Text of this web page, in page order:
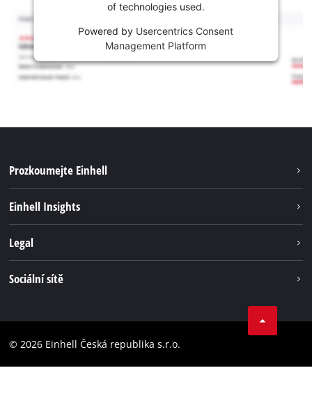
of technologies used.
Powered by Usercentrics Consent
Management Platform
Prozkoumejte Einhell
Systém akumulátorů
Einhell Insights
Legal
Prohlášení o přístupnosti
Sociální sítě
Instagram
© 2026 Einhell Česká republika s.r.o.